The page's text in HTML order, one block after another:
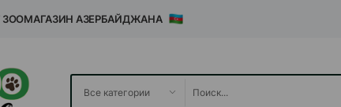
ЗООМАГАЗИН АЗЕРБАЙДЖАНА